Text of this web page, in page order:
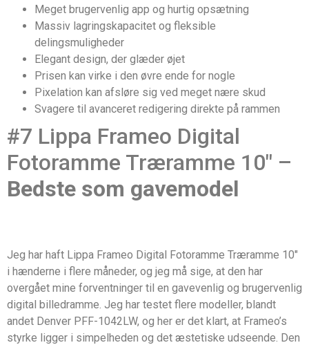
Meget brugervenlig app og hurtig opsætning
Massiv lagringskapacitet og fleksible
delingsmuligheder
Elegant design, der glæder øjet
Prisen kan virke i den øvre ende for nogle
Pixelation kan afsløre sig ved meget nære skud
Svagere til avanceret redigering direkte på rammen
#7 Lippa Frameo Digital
Fotoramme Træramme 10″ –
Bedste som gavemodel
Jeg har haft Lippa Frameo Digital Fotoramme Træramme 10″
i hænderne i flere måneder, og jeg må sige, at den har
overgået mine forventninger til en gavevenlig og brugervenlig
digital billedramme. Jeg har testet flere modeller, blandt
andet Denver PFF-1042LW, og her er det klart, at Frameo’s
styrke ligger i simpelheden og det æstetiske udseende. Den